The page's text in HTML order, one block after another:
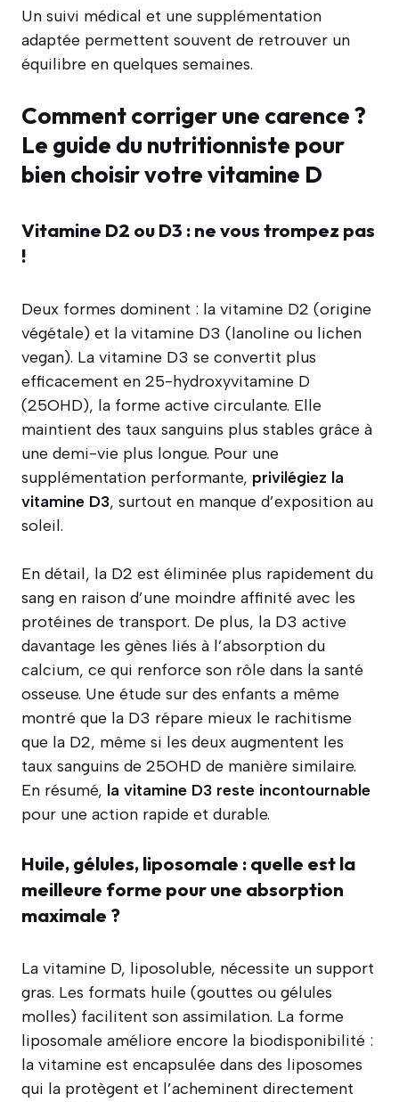
Un suivi médical et une supplémentation
adaptée permettent souvent de retrouver un
équilibre en quelques semaines.
Comment corriger une carence ?
Le guide du nutritionniste pour
bien choisir votre vitamine D
Vitamine D2 ou D3 : ne vous trompez pas
!
Deux formes dominent : la vitamine D2 (origine
végétale) et la vitamine D3 (lanoline ou lichen
vegan). La vitamine D3 se convertit plus
efficacement en 25-hydroxyvitamine D
(25OHD), la forme active circulante. Elle
maintient des taux sanguins plus stables grâce à
une demi-vie plus longue. Pour une
supplémentation performante, privilégiez la
vitamine D3, surtout en manque d’exposition au
soleil.
En détail, la D2 est éliminée plus rapidement du
sang en raison d’une moindre affinité avec les
protéines de transport. De plus, la D3 active
davantage les gènes liés à l’absorption du
calcium, ce qui renforce son rôle dans la santé
osseuse. Une étude sur des enfants a même
montré que la D3 répare mieux le rachitisme
que la D2, même si les deux augmentent les
taux sanguins de 25OHD de manière similaire.
En résumé, la vitamine D3 reste incontournable
pour une action rapide et durable.
Huile, gélules, liposomale : quelle est la
meilleure forme pour une absorption
maximale ?
La vitamine D, liposoluble, nécessite un support
gras. Les formats huile (gouttes ou gélules
molles) facilitent son assimilation. La forme
liposomale améliore encore la biodisponibilité :
la vitamine est encapsulée dans des liposomes
qui la protègent et l’acheminent directement